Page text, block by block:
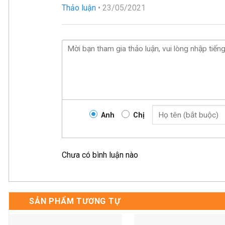
hạng55
Thảo luận • 23/05/2021
Anh Chị
Chưa có bình luận nào
SẢN PHẨM TƯƠNG TỰ